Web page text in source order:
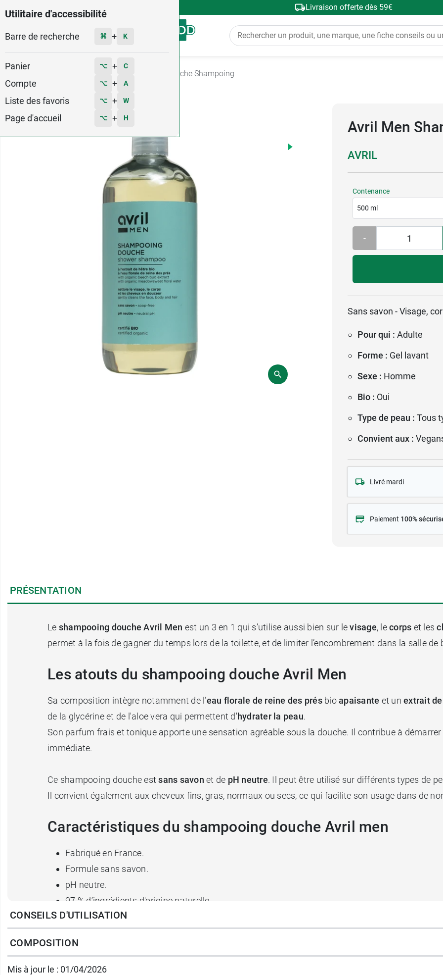
Utilitaire d'accessibilité
Barre de recherche ⌘ + K
Panier ⌥ + C
Compte ⌥ + A
Liste des favoris ⌥ + W
Page d'accueil ⌥ + H
Livraison offerte dès 59€
Menu
Gel douche Shampoing
Avril Men
AVRIL
Contenance
500 ml
-
Sans savon - Visage,
Pour qui : Adulte
Forme : Gel lavant
Sexe : Homme
Bio : Oui
Type de peau : Tous
Convient aux :
Livré mardi
Paiement 100%
PRÉSENTATION
Le shampooing douche Avril Men est un 3 en 1 qui s’utilise aussi bien sur levisage, lecorps et les
permet à la fois de gagner du temps lors de la toilette, et de limiter l’encombrement dans la salle de
Les atouts du shampooing douche Avril Men
Sa composition intègre notamment de l’eau florale de reine des présbioapaisante et un extrait
de la glycérine et de l'aloe vera qui permettent d'hydrater la peau.
Son parfum frais et tonique apporte une sensation agréable sous la douche. Il contribue à
immédiate.
Ce shampooing douche estsans savon et de pH neutre. Il peut être utilisé sur différents types de
Il convient également aux cheveux fins, gras, normaux ou secs, ce qui facilite son usage dans de
Caractéristiques du shampooing douche Avril men
Fabriqué en France.
Formule sans savon.
pH neutre.
97 % d’ingrédients d'origine naturelle.
12 % d’ingrédients issus de l’agriculture biologique.
Certifié Cosmos Organic par Ecocert Greenlife.
Convient aux peaux grasses, mixtes, normales et sèches.
Convient aux cheveux fins, gras, normaux et secs.
CONSEILS D'UTILISATION
COMPOSITION
Mis à jour le : 01/04/2026